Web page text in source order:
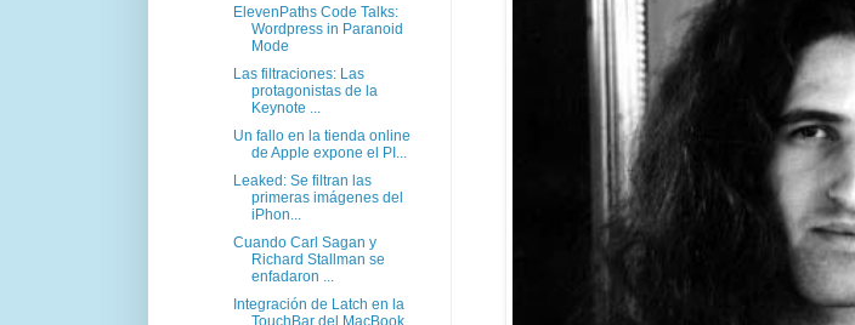
ElevenPaths Code Talks:
Wordpress in Paranoid
Mode
Las filtraciones: Las
protagonistas de la
Keynote ...
Un fallo en la tienda online
de Apple expone el PI...
Leaked: Se filtran las
primeras imágenes del
iPhon...
Cuando Carl Sagan y
Richard Stallman se
enfadaron ...
Integración de Latch en la
TouchBar del MacBook